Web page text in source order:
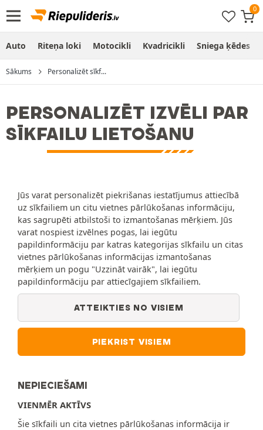
Auto Riteņa loki Motocikli Kvadricikli Sniega ķēdes
Sākums Personalizēt sīkf...
PERSONALIZĒT IZVĒLI PAR
SĪKFAILU LIETOŠANU
Jūs varat personalizēt piekrišanas iestatījumus attiecībā
uz sīkfailiem un citu vietnes pārlūkošanas informāciju,
kas sagrupēti atbilstoši to izmantošanas mērķiem. Jūs
varat nospiest izvēlnes pogas, lai iegūtu
papildinformāciju par katras kategorijas sīkfailu un citas
vietnes pārlūkošanas informācijas izmantošanas
mērķiem un pogu "Uzzināt vairāk", lai iegūtu
papildinformāciju par attiecīgajiem sīkfailiem.
ATTEIKTIES NO VISIEM
PIEKRIST VISIEM
NEPIECIEŠAMI
VIENMĒR AKTĪVS
Šie sīkfaili un cita vietnes pārlūkošanas informācija ir